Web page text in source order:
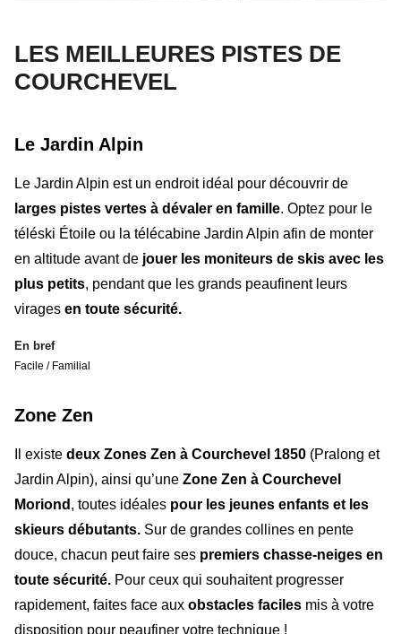
LES MEILLEURES PISTES DE
COURCHEVEL
Le Jardin Alpin
Le Jardin Alpin est un endroit idéal pour découvrir de
larges pistes vertes à dévaler en famille. Optez pour le
téléski Étoile ou la télécabine Jardin Alpin afin de monter
en altitude avant de jouer les moniteurs de skis avec les
plus petits, pendant que les grands peaufinent leurs
virages en toute sécurité.
En bref
Facile / Familial
Zone Zen
Il existe deux Zones Zen à Courchevel 1850 (Pralong et
Jardin Alpin), ainsi qu’une Zone Zen à Courchevel
Moriond , toutes idéales pour les jeunes enfants et les
skieurs débutants. Sur de grandes collines en pente
douce, chacun peut faire ses premiers chasse-neiges en
toute sécurité. Pour ceux qui souhaitent progresser
rapidement, faites face aux obstacles faciles mis à votre
disposition pour peaufiner votre technique !